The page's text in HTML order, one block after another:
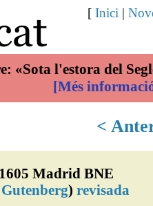
«Sota l'estora del
[Més
[ Inici |
<
Madrid BNE
)revisada